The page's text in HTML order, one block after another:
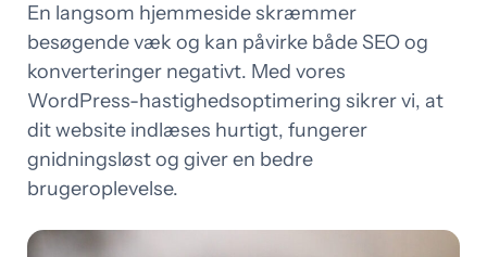
En langsom hjemmeside skræmmer
besøgende væk og kan påvirke både SEO og
konverteringer negativt. Med vores
WordPress-hastighedsoptimering sikrer vi, at
dit website indlæses hurtigt, fungerer
gnidningsløst og giver en bedre
brugeroplevelse.